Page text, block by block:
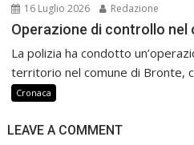
16 Luglio 2026 Redazione
Operazione di controllo nel
La polizia ha condotto
territorio nel comune di Bronte,
Cronaca
LEAVE A COMMENT